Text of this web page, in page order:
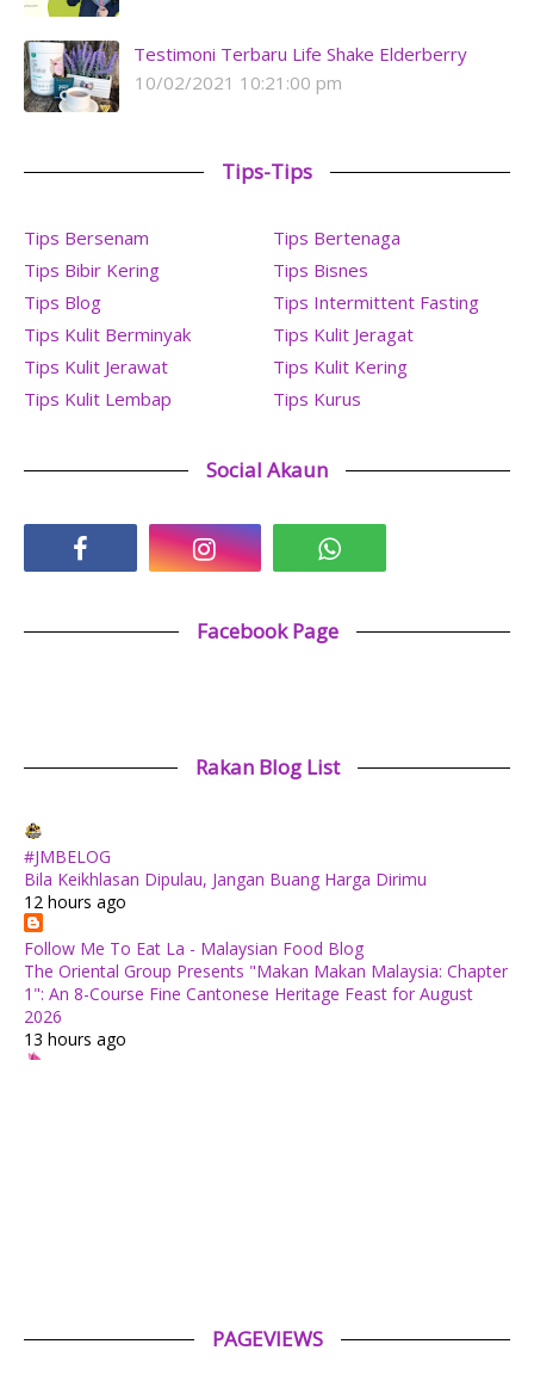
Testimoni Terbaru Life Shake Elderberry
10/02/2021 10:21:00 pm
Tips-Tips
Tips Bersenam
Tips Bertenaga
Tips Bibir Kering
Tips Bisnes
Tips Blog
Tips Intermittent Fasting
Tips Kulit Berminyak
Tips Kulit Jeragat
Tips Kulit Jerawat
Tips Kulit Kering
Tips Kulit Lembap
Tips Kurus
Social Akaun
Facebook Page
Rakan Blog List
#JMBELOG
Bila Keikhlasan Dipulau, Jangan Buang Harga Dirimu
12 hours ago
Follow Me To Eat La - Malaysian Food Blog
The Oriental Group Presents "Makan Makan Malaysia: Chapter
1": An 8-Course Fine Cantonese Heritage Feast for August
2026
13 hours ago
PAGEVIEWS